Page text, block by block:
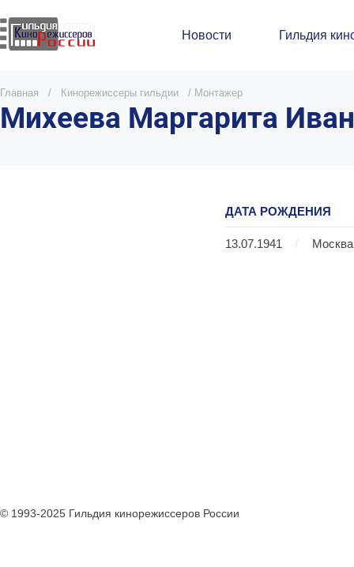
Новости Гильдия
Главная / Кинорежиссеры гильдии / Монтажер
Михеева Маргарита
ДАТА РОЖДЕНИЯ
13.07.1941 / Москва
© 1993-2025 Гильдия кинорежиссеров России